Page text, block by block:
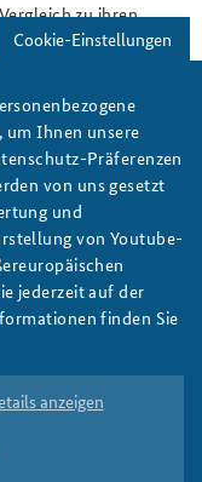
zu ihren
Großteil entstand
und damit im
veränderten
sich das Angebot
gewachsenen
in der
oder Sie kommen
Sie uns gern eine E-
Sie unseren
Meinung!
Cookie-Einstellungen
um Ihnen unsere
Präferenzen
von uns gesetzt
und
von Youtube-
jederzeit auf der
finden Sie
anzeigen